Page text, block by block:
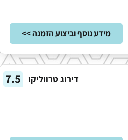
מידע נוסף וביצוע הזמנה >>
דירוג טרווליקו 7.5